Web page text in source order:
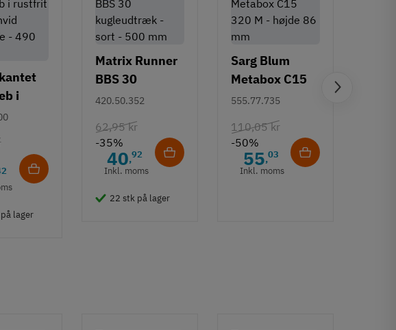
i
m/
lager
Matrix Runner
BBS 30
kugleudtræk -
420.50.352
62,95 kr
-35%
40,92
Inkl. moms
22 stk på lager
Sarg Blum
Metabox C15
320 M - højde
555.77.735
110,05 kr
-50%
55,03
Inkl. moms